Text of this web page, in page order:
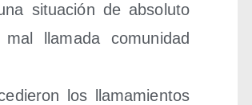
situa­ción de abso­lu­to
lla­ma­da comu­ni­dad
los lla­ma­mien­tos